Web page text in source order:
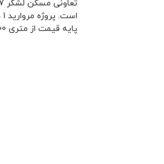
پایه قیمت از متری 50.000.000 تومان به بالا میباشد